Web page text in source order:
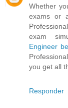
Whether
exams or
exam
Engineer
you get all
Responder